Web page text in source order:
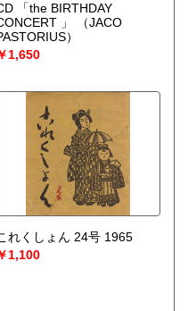
「the BIRTHDAY
」
（JACO
）
1,650
れくしょん 24号 1965
1,100